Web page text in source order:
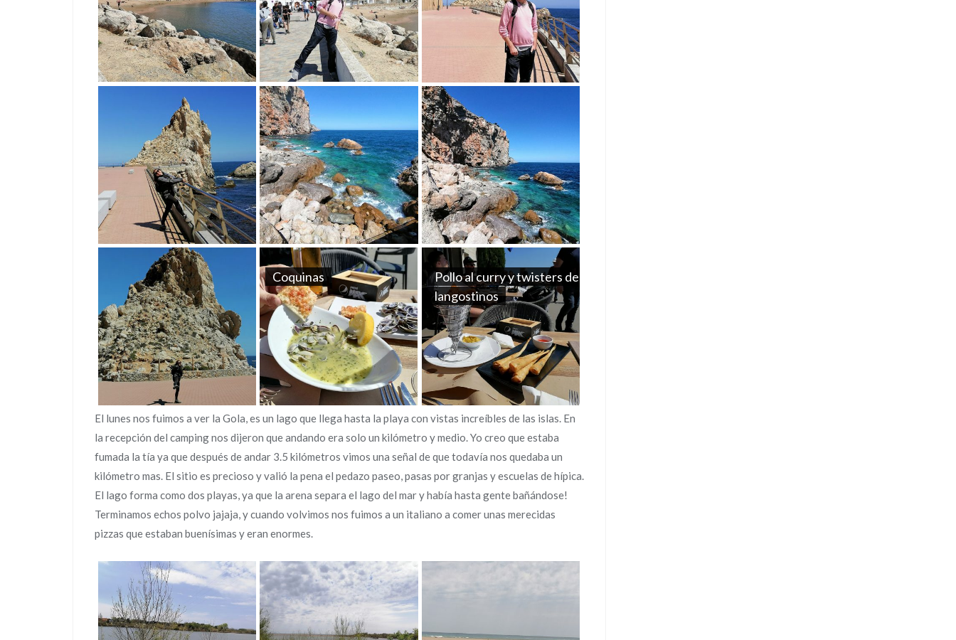
Coquinas
Pollo al curry y twisters de
langostinos
El lunes nos fuimos a ver la Gola, es un lago que llega hasta la playa con vistas increíbles de las islas. En
la recepción del camping nos dijeron que andando era solo un kilómetro y medio. Yo creo que estaba
fumada la tía ya que después de andar 3.5 kilómetros vimos una señal de que todavía nos quedaba un
kilómetro mas. El sitio es precioso y valió la pena el pedazo paseo, pasas por granjas y escuelas de hípica.
El lago forma como dos playas, ya que la arena separa el lago del mar y había hasta gente bañándose!
Terminamos echos polvo jajaja, y cuando volvimos nos fuimos a un italiano a comer unas merecidas
pizzas que estaban buenísimas y eran enormes.